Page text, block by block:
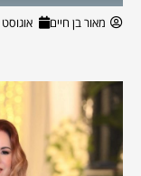
מאור בן חיים אוגוסט 5, 2026